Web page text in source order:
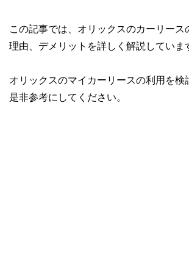
この記事では、オリックスのカーリース
理由、デメリットを詳しく解説していま
オリックスのマイカーリースの利用を検
是非参考にしてください。